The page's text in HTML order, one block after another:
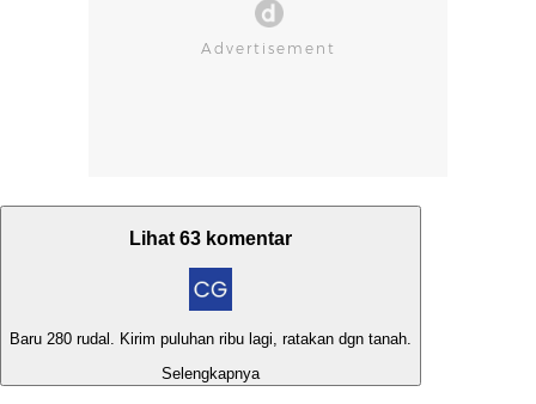
Lihat 63 komentar
Baru 280 rudal. Kirim puluhan ribu lagi, ratakan dgn tanah.
Selengkapnya